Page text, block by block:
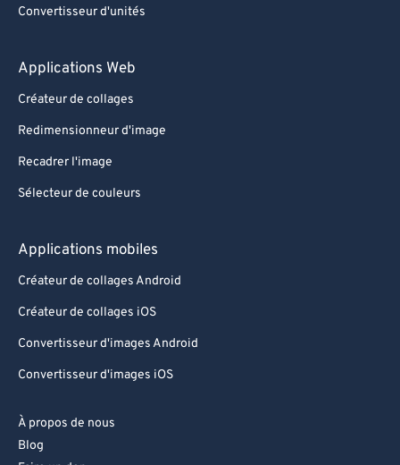
Convertisseur d'unités
Applications Web
Créateur de collages
Redimensionneur d'image
Recadrer l'image
Sélecteur de couleurs
Applications mobiles
Créateur de collages Android
Créateur de collages iOS
Convertisseur d'images Android
Convertisseur d'images iOS
À propos de nous
Blog